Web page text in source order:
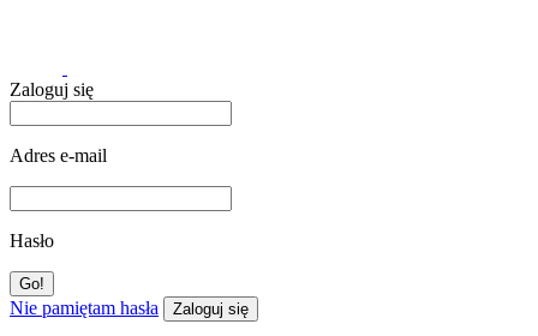
Zaloguj się
Adres e-mail
Hasło
Nie pamiętam hasła Zaloguj się